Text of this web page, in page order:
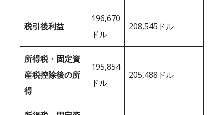
税引後利益
196,670
ドル
208,545ドル
所得税・固定資
産税控除後の所
得
195,854
ドル
205,488ドル